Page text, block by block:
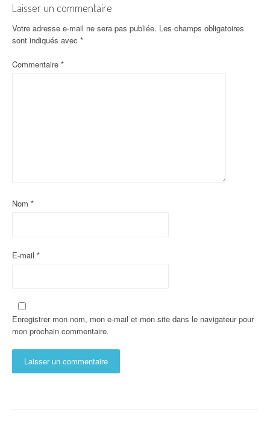
Laisser un commentaire
Votre adresse e-mail ne sera pas publiée. Les champs obligatoires
sont indiqués avec *
Commentaire *
Nom *
E-mail *
Enregistrer mon nom, mon e-mail et mon site dans le navigateur pour
mon prochain commentaire.